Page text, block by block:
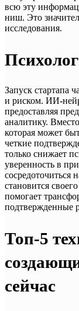
всю эту
ниш. Это
исследования.
Запуск стартапа
и риском. ИИ-
предоставляя
аналитику.
которая может
четкие
только снижает
уверенность в
сосредоточиться
становится
помогает
подтвержденные
Топ-5
сейчас